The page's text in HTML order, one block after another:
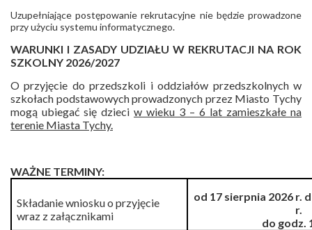
Uzupełniające postępowanie rekrutacyjne nie będzie prowadzone
przy użyciu systemu informatycznego.
WARUNKI I ZASADY UDZIAŁU W REKRUTACJI NA ROK
SZKOLNY 2026/2027
O przyjęcie do przedszkoli i oddziałów przedszkolnych w
szkołach podstawowych prowadzonych przez Miasto Tychy
mogą ubiegać się dzieci w wieku 3 – 6 lat zamieszkałe na
terenie Miasta Tychy.
WAŻNE TERMINY:
Składanie wnioskuo przyjęcie
wraz z załącznikami
od 17 sierpnia 2026 r.
r.
do godz.